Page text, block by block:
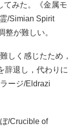
てみた。《金属モ
/Simian Spirit
が難しい。
しく感じたため，
辞退し，代わりに
ージ/Eldrazi
/Crucible of